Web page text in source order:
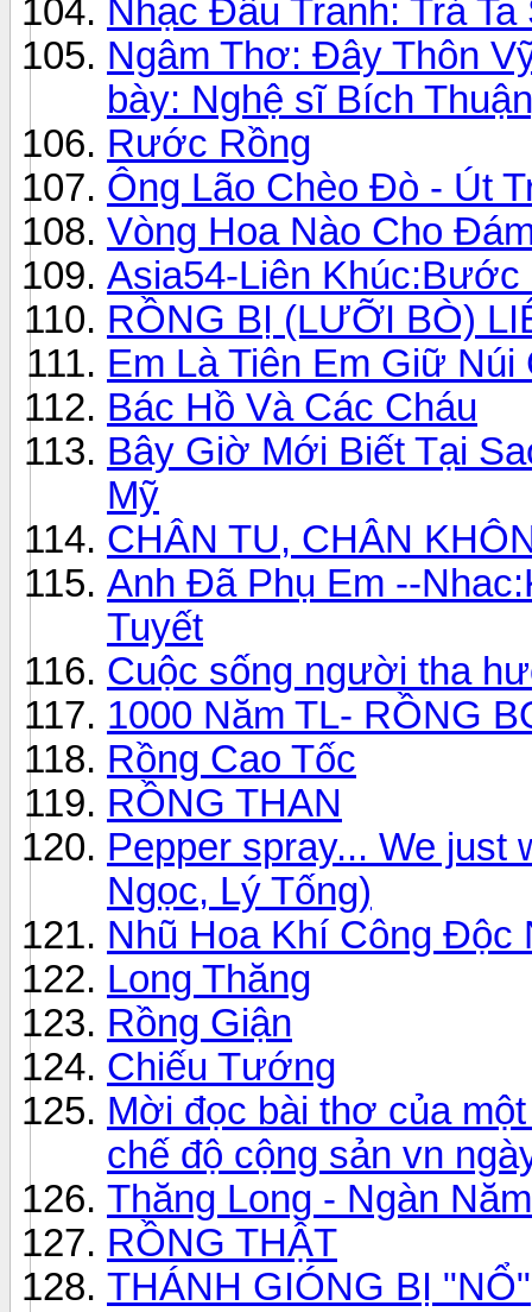
Nhạc Đấu Tranh: Trả
Ngâm Thơ: Đây Thôn
bày: Nghệ sĩ Bích
Rước Rồng
Ông Lão Chèo Đò - Út
Vòng Hoa Nào Cho
Asia54-Liên
RỒNG BỊ (LƯỠI BÒ)
Em Là Tiên Em Giữ
Bác Hồ Và Các Cháu
Bây Giờ Mới Biết Tại
Mỹ
CHÂN TU, CHÂN
Anh Đã Phụ Em --
Tuyết
Cuộc sống người tha
1000 Năm TL- RỒNG
Rồng Cao Tốc
RỒNG THAN
Pepper spray... We just
Ngọc, Lý Tống)
Nhũ Hoa Khí Công Độc
Long Thăng
Rồng Giận
Chiếu Tướng
Mời đọc bài thơ của
chế độ cộng sản vn
Thăng Long - Ngàn
RỒNG THẬT
THÁNH GIÓNG BỊ "NỔ"